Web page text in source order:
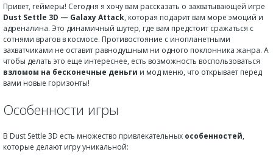
Привет, геймеры! Сегодня я хочу вам рассказать о захватывающей игре
Dust Settle 3D — Galaxy Attack, которая подарит вам море эмоций и
адреналина. Это динамичный шутер, где вам предстоит сражаться с
сотнями врагов в космосе. Противостояние с инопланетными
захватчиками не оставит равнодушным ни одного поклонника жанра. А
чтобы делать это еще интереснее, есть возможность воспользоваться
взломом на бесконечные деньги и мод меню, что открывает перед
вами новые горизонты!
Особенности игры
В Dust Settle 3D есть множество привлекательных особенностей,
которые делают игру уникальной: